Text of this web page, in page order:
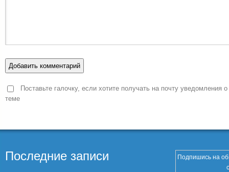
Поставьте галочку, если хотите получать на почту уведомления
теме
Последние записи
Подпишись на